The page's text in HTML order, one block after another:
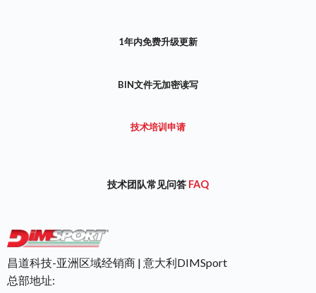
1年内免费升级更新
BIN文件无加密读写
技术培训申请
技术团队常见问答 FAQ
昌道科技-亚洲区域经销商 | 意大利DIMSport
总部地址: